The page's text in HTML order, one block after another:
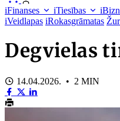
iFinanses iTiesības
iVeidlapas iRokasgrāmatas
Degvielas
14.04.2026. • 2 MIN